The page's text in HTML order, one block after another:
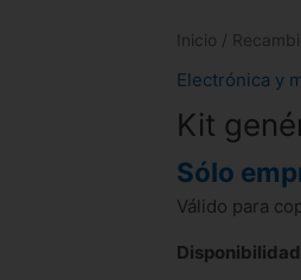
Inicio /
Electrónica y
Kit
Sólo
Válido para